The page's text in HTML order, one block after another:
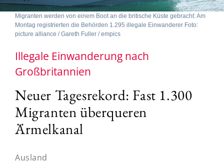
Migranten werden von einem Boot an die britische Küste gebracht: Am
Montag registrierten die Behörden 1.295 illegale Einwanderer Foto:
picture alliance / Gareth Fuller / empics
Illegale Einwanderung nach
Großbritannien
Neuer Tagesrekord: Fast 1.300
Migranten überqueren
Ärmelkanal
Ausland